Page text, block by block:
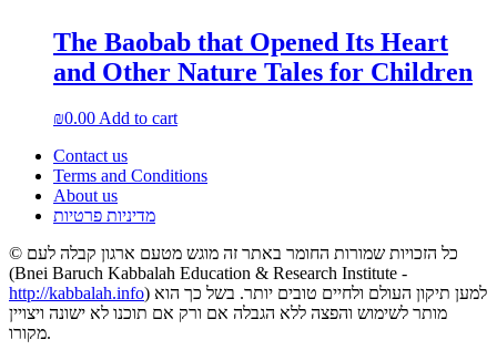
The Baobab that Opened Its Heart
and Other Nature Tales for Children
₪0.00Add to cart
Contact us
Terms and Conditions
About us
מדיניות פרטיות
© כל הזכויות שמורות החומר באתר זה מוגש מטעם ארגון קבלה לעם
(Bnei Baruch Kabbalah Education & Research Institute -
http://kabbalah.info) למען תיקון העולם ולחיים טובים יותר. בשל כך הוא
מותר לשימוש והפצה ללא הגבלה אם ורק אם תוכנו לא ישונה ויצויין
מקורו.